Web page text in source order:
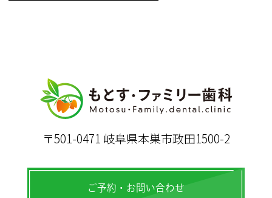
〒501-0471 岐阜県本巣市政田1500-2
ご予約・お問い合わせ